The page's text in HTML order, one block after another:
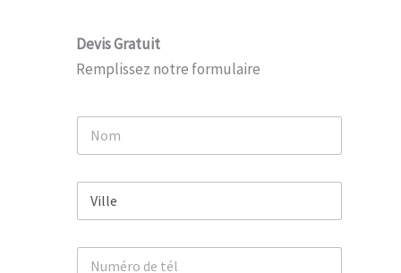
Devis Gratuit
Remplissez notre formulaire
N
m
V
l
N